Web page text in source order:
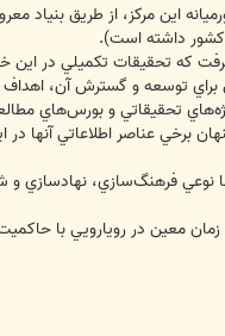
اين مركز، از طريق
كشور داشته است).
كه تحقيقات تكميلي در
توسعه و گسترش آن، اهداف
تحقيقاتي و بورس‌هاي
برخي عناصر اطلاعاتي
نوعي فرهنگ‌سازي،
زمان معين در رويارويي با